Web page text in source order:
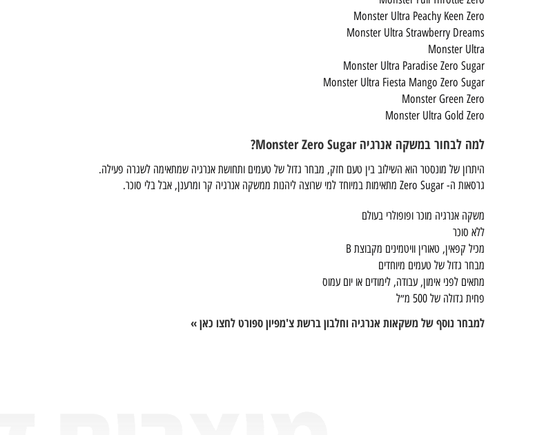
Monster Ultra Peachy Keen Zero
Monster Ultra Strawberry Dreams
Monster Ultra
Monster Ultra Paradise Zero Sugar
Monster Ultra Fiesta Mango Zero Sugar
Monster Green Zero
Monster Ultra Gold Zero
למה לבחור במשקה אנרגיה Monster Zero Sugar?
היתרון של מונסטר הוא השילוב בין טעם חזק, מבחר גדול של טעמים ותחושת אנרגיה שמתאימה לשגרה פעילה.
גרסאות ה- Zero Sugar מתאימות במיוחד למי שרוצה ליהנות ממשקה אנרגיה קר ומרענן, אבל בלי סוכר.
משקה אנרגיה מוכר ופופולרי בעולם
ללא סוכר
מכיל קפאין, טאורין וויטמינים מקבוצת B
מבחר גדול של טעמים מיוחדים
מתאים לפני אימון, עבודה, לימודים או יום עמוס
פחית גדולה של 500 מ״ל
למבחר נוסף של משקאות אנרגיה וחלבון ברשת צ'מפיון ספורט לחצו כאן »